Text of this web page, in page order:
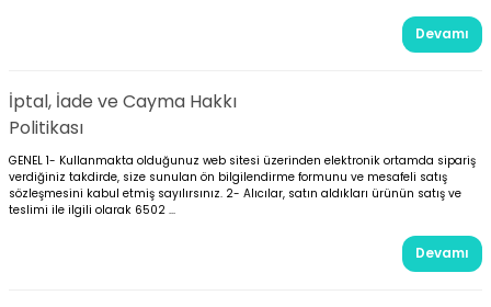
Devamı
İptal, İade ve Cayma Hakkı
Politikası
GENEL 1- Kullanmakta olduğunuz web sitesi üzerinden elektronik ortamda sipariş
verdiğiniz takdirde, size sunulan ön bilgilendirme formunu ve mesafeli satış
sözleşmesini kabul etmiş sayılırsınız. 2- Alıcılar, satın aldıkları ürünün satış ve
teslimi ile ilgili olarak 6502 ...
Devamı